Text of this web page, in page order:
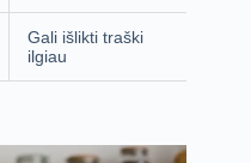
Gali išlikti traški
ilgiau